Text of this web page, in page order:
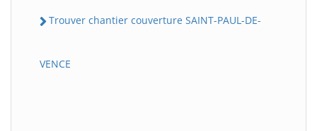
Trouver chantier couverture SAINT-PAUL-DE-
VENCE